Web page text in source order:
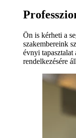
Ön is kérheti a
szakembereink
évnyi
rendelkezésére